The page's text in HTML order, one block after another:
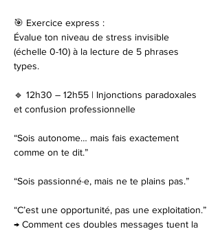
🎯 Exercice express :
Évalue ton niveau de stress invisible
(échelle 0-10) à la lecture de 5 phrases
types.
🔹 12h30 – 12h55 | Injonctions paradoxales
et confusion professionnelle
“Sois autonome… mais fais exactement
comme on te dit.”
“Sois passionné·e, mais ne te plains pas.”
“C’est une opportunité, pas une exploitation.”
→ Comment ces doubles messages tuent la